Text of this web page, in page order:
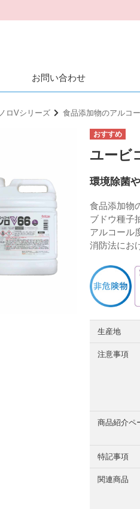
お問い合わせ
ノロVシリーズ 食品添加物のアルコ
ユービ
環境除菌
食品添加物
ブドウ種子
アルコール
消防法にお
生産地
注意事項
商品紹介ペ
特記事項
関連商品